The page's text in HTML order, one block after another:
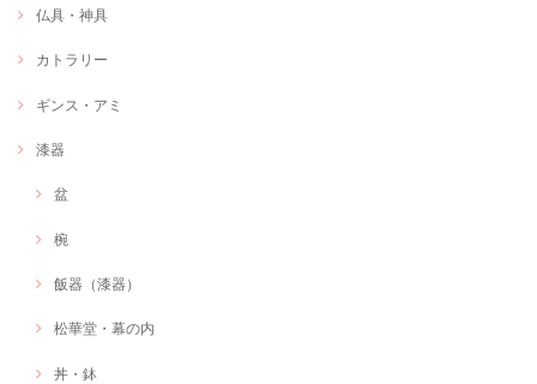
仏具・神具
カトラリー
ギンス・アミ
漆器
盆
椀
飯器（漆器）
松華堂・幕の内
丼・鉢